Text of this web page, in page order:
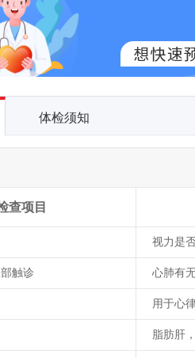
体检须知
查项目
视力是
触诊 心肺有
用于心
脂肪肝